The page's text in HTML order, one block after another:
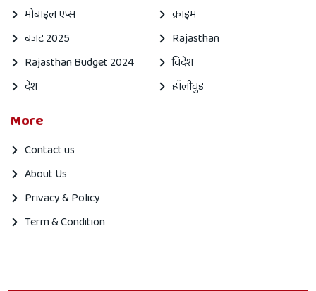
मोबाइल एप्स
क्राइम
बजट 2025
Rajasthan
Rajasthan Budget 2024
विदेश
देश
हॉलीवुड
More
Contact us
About Us
Privacy & Policy
Term & Condition